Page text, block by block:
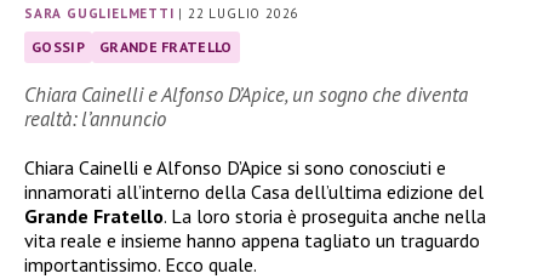
SARA GUGLIELMETTI | 22 LUGLIO 2026
GOSSIP GRANDE FRATELLO
Chiara Cainelli e Alfonso D’Apice, un sogno che diventa
realtà: l’annuncio
Chiara Cainelli e Alfonso D’Apice si sono conosciuti e
innamorati all’interno della Casa dell’ultima edizione del
Grande Fratello. La loro storia è proseguita anche nella
vita reale e insieme hanno appena tagliato un traguardo
importantissimo. Ecco quale.